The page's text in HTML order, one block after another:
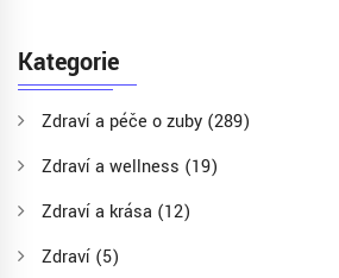
Kategorie
Zdraví a péče o zuby (289)
Zdraví a wellness (19)
Zdraví a krása (12)
Zdraví (5)